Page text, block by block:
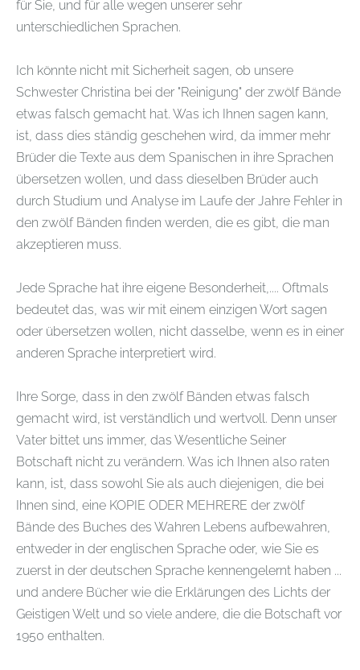
für Sie, und für alle wegen unserer sehr
unterschiedlichen Sprachen.
Ich könnte nicht mit Sicherheit sagen, ob unsere
Schwester Christina bei der "Reinigung" der zwölf Bände
etwas falsch gemacht hat. Was ich Ihnen sagen kann,
ist, dass dies ständig geschehen wird, da immer mehr
Brüder die Texte aus dem Spanischen in ihre Sprachen
übersetzen wollen, und dass dieselben Brüder auch
durch Studium und Analyse im Laufe der Jahre Fehler in
den zwölf Bänden finden werden, die es gibt, die man
akzeptieren muss.
Jede Sprache hat ihre eigene Besonderheit,.... Oftmals
bedeutet das, was wir mit einem einzigen Wort sagen
oder übersetzen wollen, nicht dasselbe, wenn es in einer
anderen Sprache interpretiert wird.
Ihre Sorge, dass in den zwölf Bänden etwas falsch
gemacht wird, ist verständlich und wertvoll. Denn unser
Vater bittet uns immer, das Wesentliche Seiner
Botschaft nicht zu verändern. Was ich Ihnen also raten
kann, ist, dass sowohl Sie als auch diejenigen, die bei
Ihnen sind, eine KOPIE ODER MEHRERE der zwölf
Bände des Buches des Wahren Lebens aufbewahren,
entweder in der englischen Sprache oder, wie Sie es
zuerst in der deutschen Sprache kennengelernt haben ...
und andere Bücher wie die Erklärungen des Lichts der
Geistigen Welt und so viele andere, die die Botschaft vor
1950 enthalten.